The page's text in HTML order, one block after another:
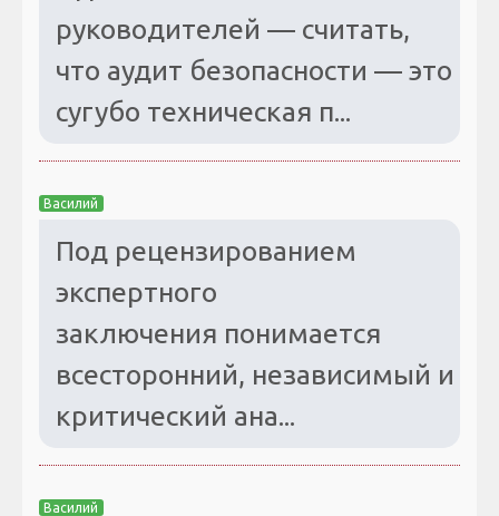
руководителей — считать,
что аудит безопасности — это
сугубо техническая п...
Василий
Под рецензированием
экспертного
заключения понимается
всесторонний, независимый и
критический ана...
Василий